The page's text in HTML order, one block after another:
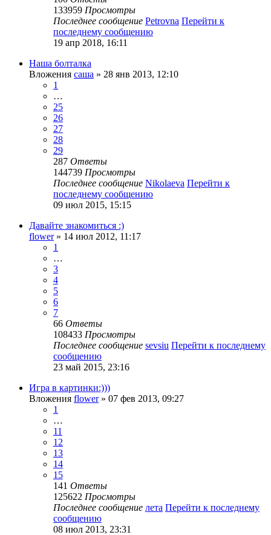
133959 Просмотры
Последнее сообщение Petrovna Перейти к
последнему сообщению
19 апр 2018, 16:11
Наша болталка
Вложения саша » 28 янв 2013, 12:10
1
…
25
26
27
28
29
287 Ответы
144739 Просмотры
Последнее сообщение Nikolaeva Перейти к
последнему сообщению
09 июл 2015, 15:15
Давайте знакомиться :)
flower» 14 июл 2012, 11:17
1
…
3
4
5
6
7
66 Ответы
108433 Просмотры
Последнее сообщение sevsiu Перейти к последнему
сообщению
23 май 2015, 23:16
Игра в картинки:)))
Вложения flower» 07 фев 2013, 09:27
1
…
11
12
13
14
15
141 Ответы
125622 Просмотры
Последнее сообщение лета Перейти к последнему
сообщению
08 июл 2013, 23:31